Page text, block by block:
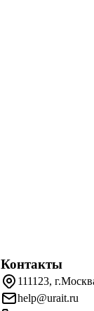
Контакты
111123,
help@urait.ru